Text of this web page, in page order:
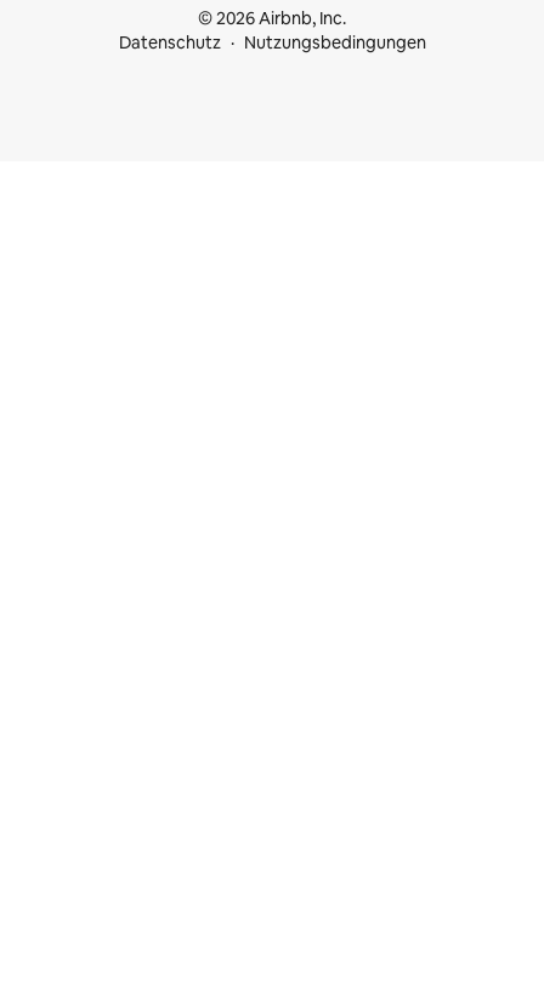
© 2026 Airbnb, Inc.
Datenschutz
Nutzungsbedingungen